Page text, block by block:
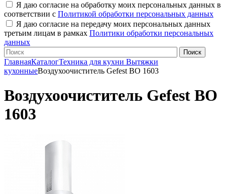
Я даю согласие на обработку моих персональных данных в
соответствии с Политикой обработки персональных данных
Я даю согласие на передачу моих персональных данных
третьим лицам в рамках Политики обработки персональных
данных
ГлавнаяКаталогТехника для кухни Вытяжки
кухонныеВоздухоочиститель Gefest ВО 1603
Воздухоочиститель Gefest ВО
1603